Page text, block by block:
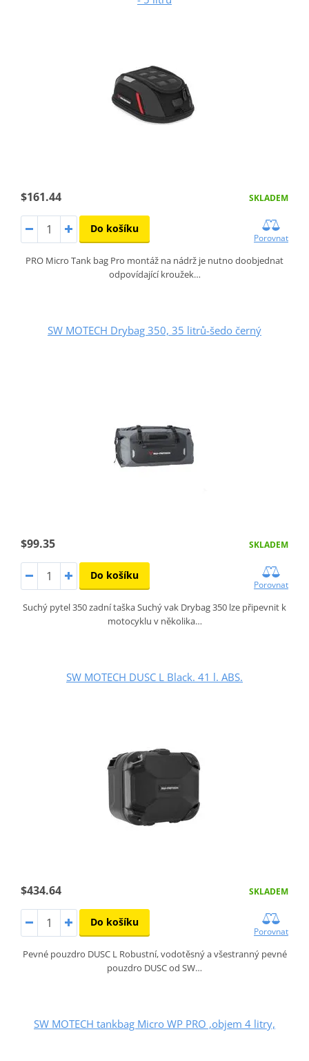
$161.44 SKLADEM
Do košíku
Porovnat
PRO Micro Tank bag Pro montáž na nádrž je nutno doobjednat
odpovídající kroužek…
SW MOTECH Drybag 350, 35 litrů-šedo černý
$99.35 SKLADEM
Do košíku
Porovnat
Suchý pytel 350 zadní taška Suchý vak Drybag 350 lze připevnit k
motocyklu v několika…
SW MOTECH DUSC L Black. 41 l. ABS.
$434.64 SKLADEM
Do košíku
Porovnat
Pevné pouzdro DUSC L Robustní, vodotěsný a všestranný pevné
pouzdro DUSC od SW…
SW MOTECH tankbag Micro WP PRO ,objem 4 litry,